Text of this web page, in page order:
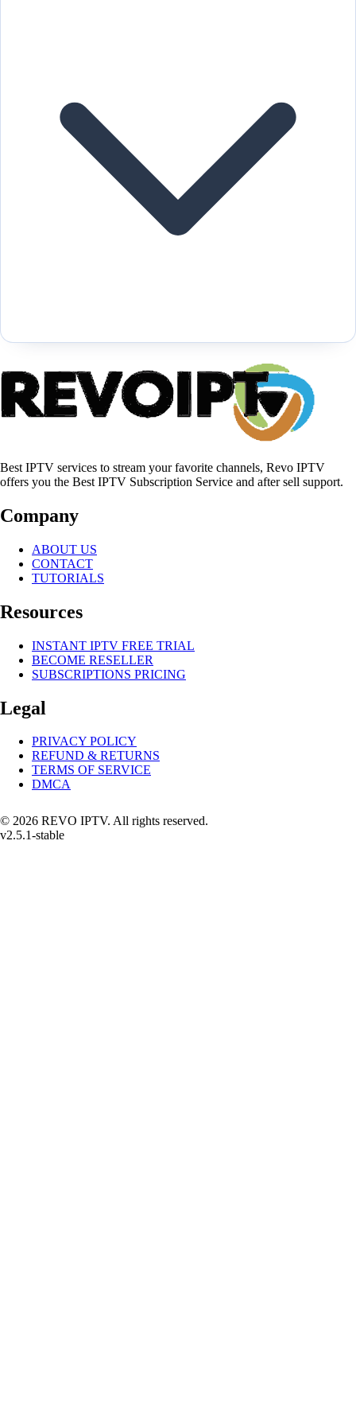
Best IPTV services to stream your favorite channels, Revo IPTV
offers you the Best IPTV Subscription Service and after sell support.
Company
ABOUT US
CONTACT
TUTORIALS
Resources
INSTANT IPTV FREE TRIAL
BECOME RESELLER
SUBSCRIPTIONS PRICING
Legal
PRIVACY POLICY
REFUND & RETURNS
TERMS OF SERVICE
DMCA
© 2026 REVO IPTV. All rights reserved.
v2.5.1-stable